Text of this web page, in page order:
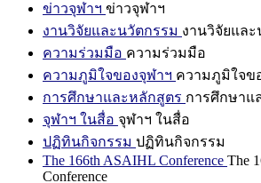
ข่าวจุฬาฯ ข่าวจุฬาฯ
งานวิจัยและนวัตกรรม งานวิจัยแล
ความร่วมมือ ความร่วมมือ
ความภูมิใจของจุฬาฯ ความภูมิใจข
การศึกษาและหลักสูตร การศึกษาแ
จุฬาฯ ในสื่อ จุฬาฯ ในสื่อ
ปฏิทินกิจกรรม ปฏิทินกิจกรรม
The 166th ASAIHL Conference The
Conference